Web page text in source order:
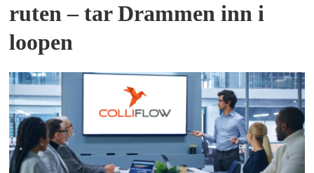
ruten – tar Drammen inn i
loopen